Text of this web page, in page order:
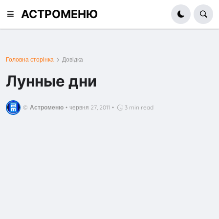
АСТРОМЕНЮ
Головна сторінка Довідка
Лунные дни
© Астроменю • червня 27, 2011 • 3 min read